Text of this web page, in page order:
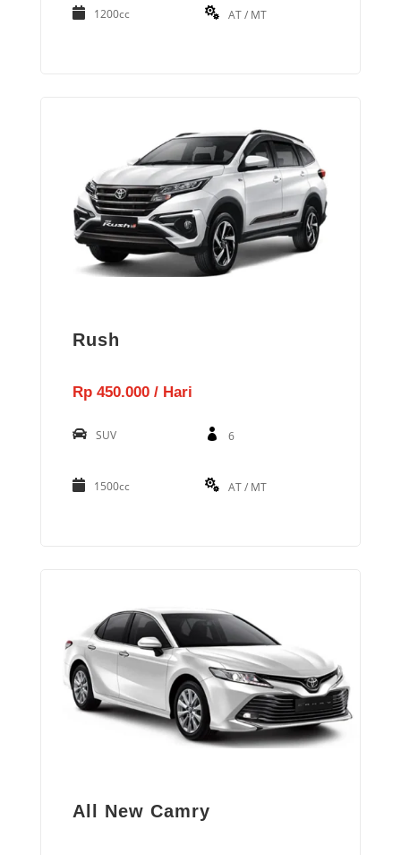
1200cc AT / MT
Rush
Rp 450.000 / Hari
SUV 6
1500cc AT / MT
All New Camry